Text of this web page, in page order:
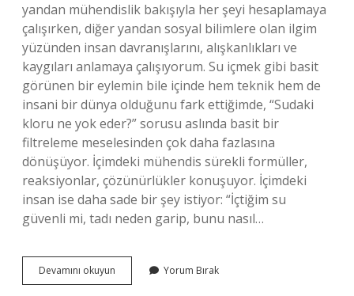
yandan mühendislik bakışıyla her şeyi hesaplamaya
çalışırken, diğer yandan sosyal bilimlere olan ilgim
yüzünden insan davranışlarını, alışkanlıkları ve
kaygıları anlamaya çalışıyorum. Su içmek gibi basit
görünen bir eylemin bile içinde hem teknik hem de
insani bir dünya olduğunu fark ettiğimde, “Sudaki
kloru ne yok eder?” sorusu aslında basit bir
filtreleme meselesinden çok daha fazlasına
dönüşüyor. İçimdeki mühendis sürekli formüller,
reaksiyonlar, çözünürlükler konuşuyor. İçimdeki
insan ise daha sade bir şey istiyor: “İçtiğim su
güvenli mi, tadı neden garip, bunu nasıl…
Devamını okuyun
kloru
Yorum Bırak